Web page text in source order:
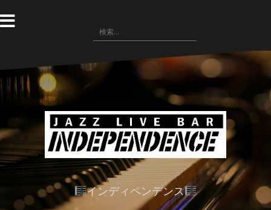
ン
テ
へ
ス
検
索:
インディペンデンス